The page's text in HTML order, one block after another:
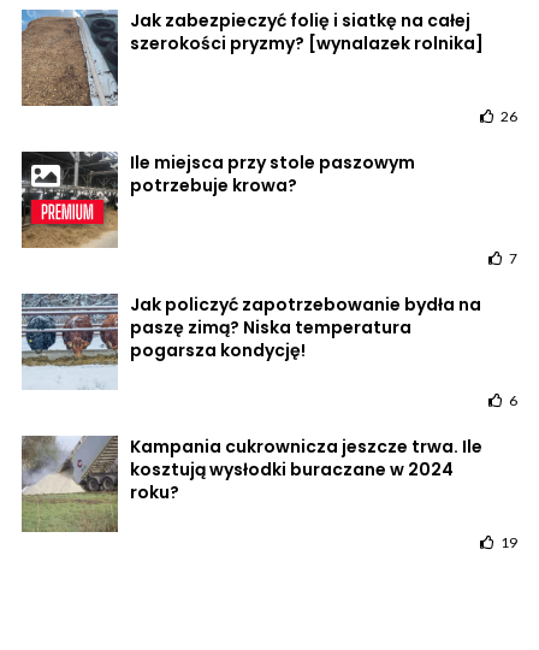
Jak zabezpieczyć folię i siatkę na całej
szerokości pryzmy? [wynalazek rolnika]
26
Ile miejsca przy stole paszowym
potrzebuje krowa?
7
Jak policzyć zapotrzebowanie bydła na
paszę zimą? Niska temperatura
pogarsza kondycję!
6
Kampania cukrownicza jeszcze trwa. Ile
kosztują wysłodki buraczane w 2024
roku?
19